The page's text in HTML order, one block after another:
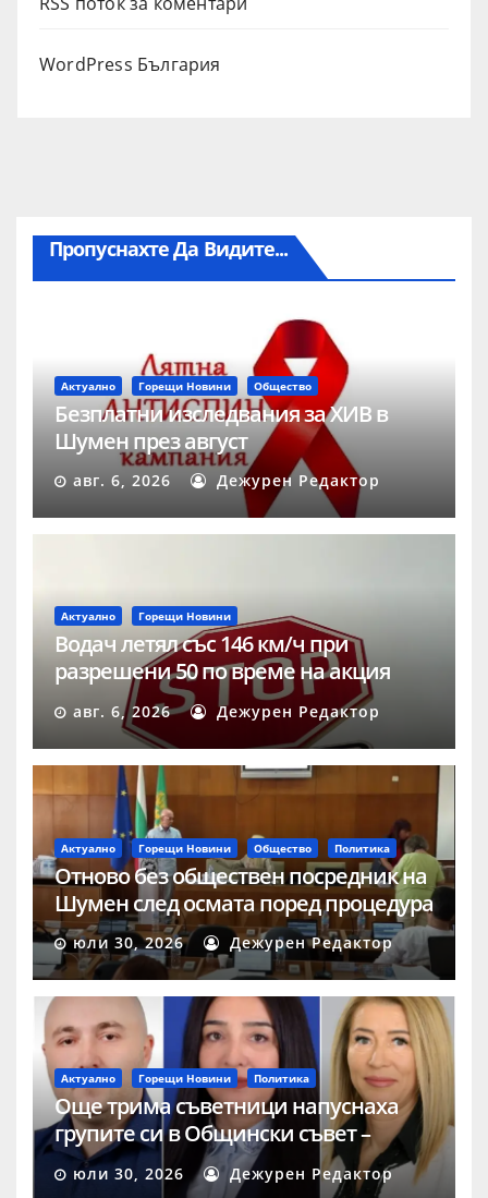
WordPress България
Пропуснахте Да Видите...
Актуално Горещи Новини Общество
Безплатни изследвания за ХИВ в
Шумен през август
авг. 6, 2026 Дежурен Редактор
Актуално Горещи Новини
Водач летял със 146 км/ч при
разрешени 50 по време на акция
„Скорост“ в Шумен
авг. 6, 2026 Дежурен Редактор
Актуално Горещи Новини Общество Политика
Отново без обществен посредник на
Шумен след осмата поред процедура
юли 30, 2026 Дежурен Редактор
Актуално Горещи Новини Политика
Още трима съветници напуснаха
групите си в Общински съвет –
Шумен
юли 30, 2026 Дежурен Редактор